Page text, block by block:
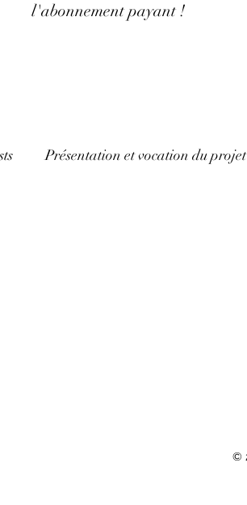
l'abonnement payant !
Présentation et vocation du projet
éthique
©